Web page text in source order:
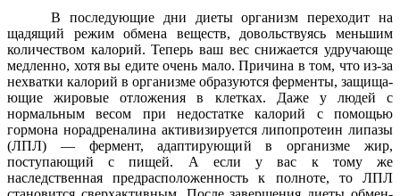
В последующие дни диеты организм пе­реходит на
щадящий режим обмена веществ, довольствуясь меньшим
количеством кало­рий. Теперь ваш вес снижается удручающе
медленно, хотя вы едите очень мало. При­чина в том, что из-за
нехватки калорий в организме образуются ферменты, защища­
ющие жировые отложения в клетках. Даже у людей с
нормальным весом при недостатке калорий с помощью
гормона норадренали­на активизируется липопротеин липазы
(ЛПЛ) — фермент, адаптирующий в организ­ме жир,
поступающий с пищей. А если у вас к тому же
наследственная предрасположен­ность к полноте, то ЛПЛ